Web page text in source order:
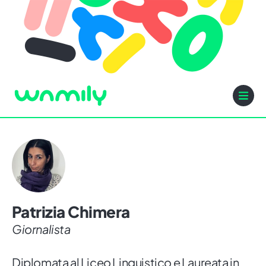
Patrizia Chimera
Giornalista
Diplomata al Liceo Linguistico e Laureata in